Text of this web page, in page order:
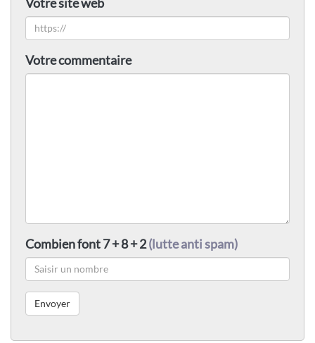
Votre commentaire
Combien font 7 + 8 + 2(lutte anti spam)